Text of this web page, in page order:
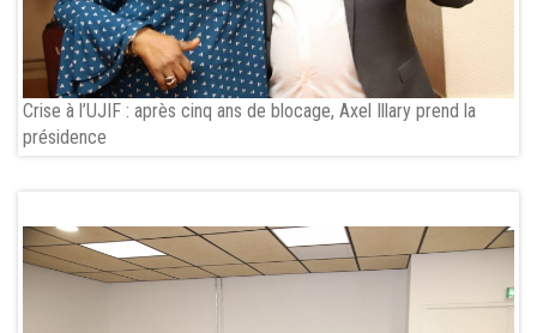
Crise à l’UJIF : après cinq ans de blocage, Axel Illary prend la
présidence